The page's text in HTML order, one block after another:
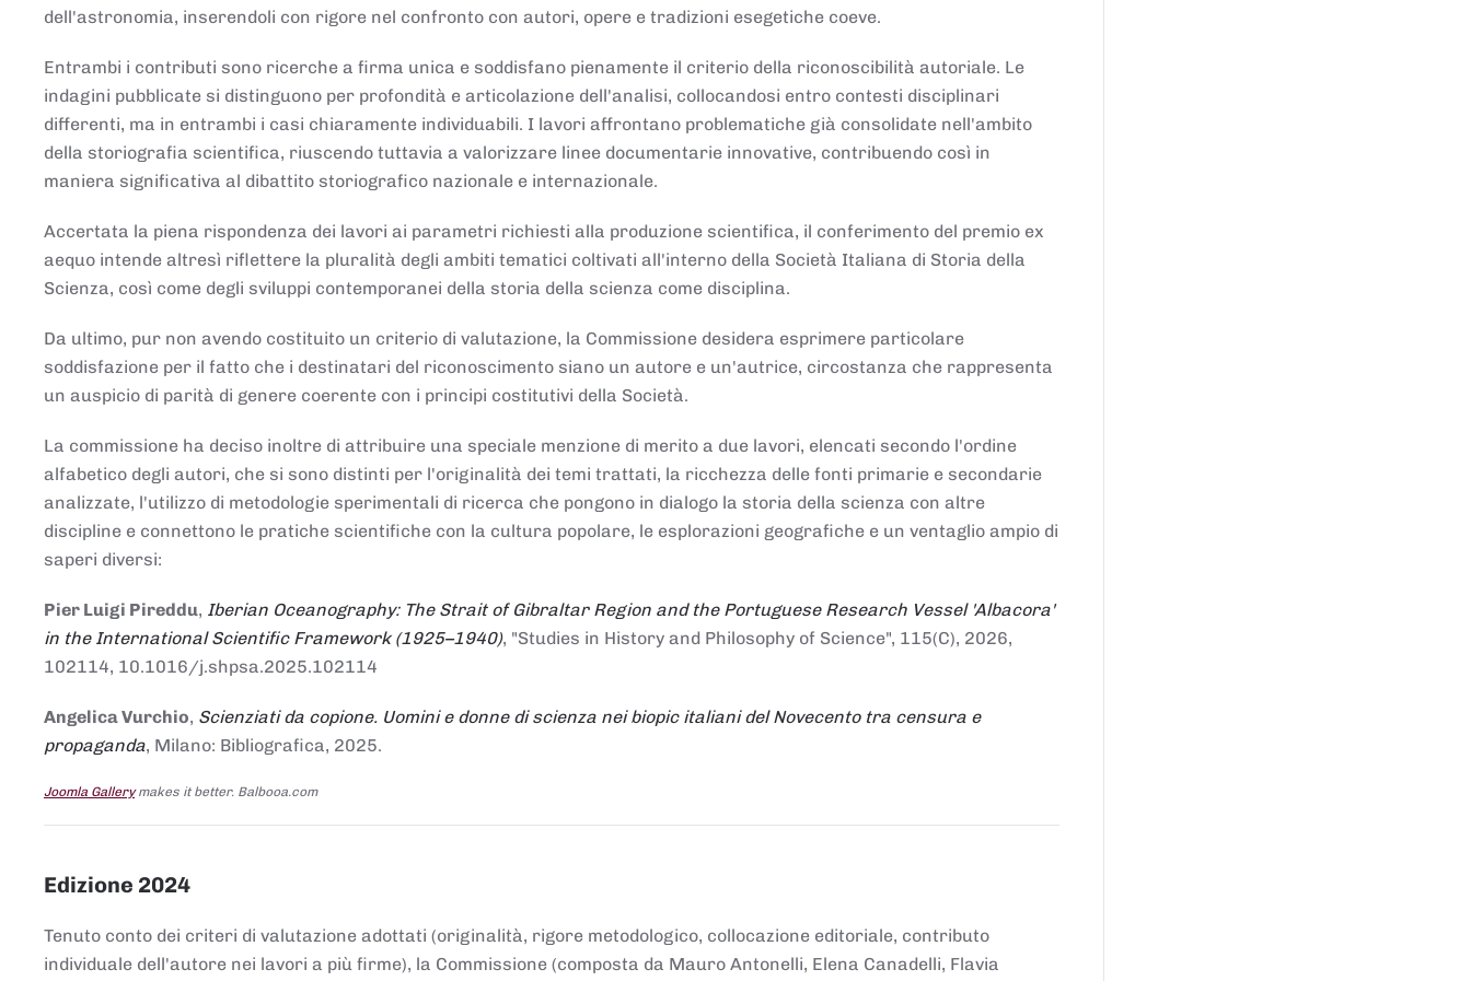
dell'astronomia, inserendoli con rigore nel confronto con autori, opere e tradizioni esegetiche coeve.
Entrambi i contributi sono ricerche a firma unica e soddisfano pienamente il criterio della riconoscibilità autoriale. Le
indagini pubblicate si distinguono per profondità e articolazione dell'analisi, collocandosi entro contesti disciplinari
differenti, ma in entrambi i casi chiaramente individuabili. I lavori affrontano problematiche già consolidate nell'ambito
della storiografia scientifica, riuscendo tuttavia a valorizzare linee documentarie innovative, contribuendo così in
maniera significativa al dibattito storiografico nazionale e internazionale.
Accertata la piena rispondenza dei lavori ai parametri richiesti alla produzione scientifica, il conferimento del premio ex
aequo intende altresì riflettere la pluralità degli ambiti tematici coltivati all'interno della Società Italiana di Storia della
Scienza, così come degli sviluppi contemporanei della storia della scienza come disciplina.
Da ultimo, pur non avendo costituito un criterio di valutazione, la Commissione desidera esprimere particolare
soddisfazione per il fatto che i destinatari del riconoscimento siano un autore e un'autrice, circostanza che rappresenta
un auspicio di parità di genere coerente con i principi costitutivi della Società.
La commissione ha deciso inoltre di attribuire una speciale menzione di merito a due lavori, elencati secondo l'ordine
alfabetico degli autori, che si sono distinti per l'originalità dei temi trattati, la ricchezza delle fonti primarie e secondarie
analizzate, l'utilizzo di metodologie sperimentali di ricerca che pongono in dialogo la storia della scienza con altre
discipline e connettono le pratiche scientifiche con la cultura popolare, le esplorazioni geografiche e un ventaglio ampio di
saperi diversi:
Pier Luigi Pireddu, Iberian Oceanography: The Strait of Gibraltar Region and the Portuguese Research Vessel 'Albacora'
in the International Scientific Framework (1925–1940), "Studies in History and Philosophy of Science", 115(C), 2026,
102114, 10.1016/j.shpsa.2025.102114
Angelica Vurchio, Scienziati da copione. Uomini e donne di scienza nei biopic italiani del Novecento tra censura e
propaganda, Milano: Bibliografica, 2025.
Joomla Gallerymakes it better. Balbooa.com
Edizione 2024
Tenuto conto dei criteri di valutazione adottati (originalità, rigore metodologico, collocazione editoriale, contributo
individuale dell'autore nei lavori a più firme), la Commissione (composta da Mauro Antonelli, Elena Canadelli, Flavia